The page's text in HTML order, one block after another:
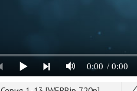
0:00 / 0:00